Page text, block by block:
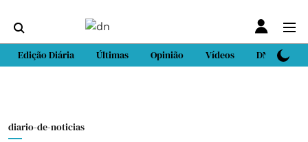
Edição Diária Últimas Opinião Vídeos DN Sport
diario-de-noticias